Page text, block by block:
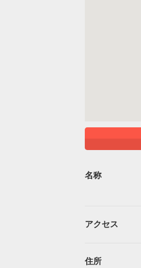
名称
アクセス
住所